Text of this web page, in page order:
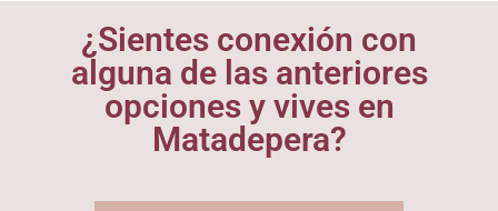
¿Sientes conexión con
alguna de las anteriores
opciones y vives en
Matadepera?